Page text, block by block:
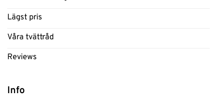
Lägst pris
Våra tvättråd
Reviews
Info